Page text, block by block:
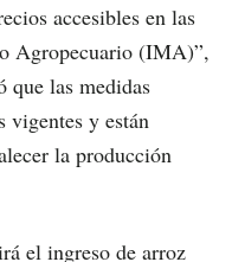
accesibles en las
Agropecuario (IMA)”,
que las medidas
vigentes y están
la producción
el ingreso de arroz